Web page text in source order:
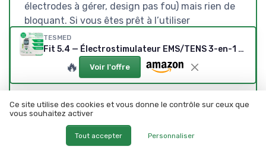
électrodes à gérer, design pas fou) mais rien de
bloquant. Si vous êtes prêt à l’utiliser
régulièrement et à prendre un minimum soin
des électrodes, vous en tirerez quelque chose
de concret, surtout sur la détente musculaire et
le confort au quotidien.
Voir l'offre
TESMED
Fit 5.4 — Électrostimulateur EMS/TENS 3-en-1 (22 programmes, 4 électrodes)
🔥 Voir l'offre
Ce site utilise des cookies et vous donne le contrôle sur ceux que
vous souhaitez activer
Tout accepter Personnaliser